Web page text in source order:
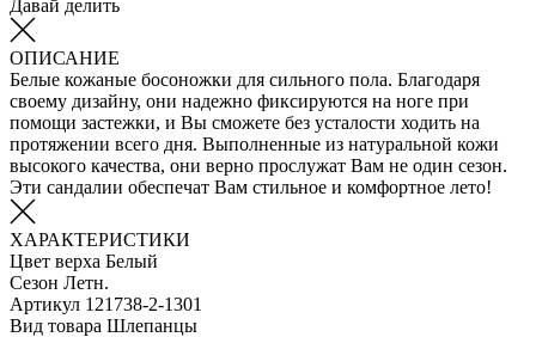
Давай делить
ОПИСАНИЕ
Белые кожаные босоножки для сильного пола. Благодаря
своему дизайну, они надежно фиксируются на ноге при
помощи застежки, и Вы сможете без усталости ходить на
протяжении всего дня. Выполненные из натуральной кожи
высокого качества, они верно прослужат Вам не один сезон.
Эти сандалии обеспечат Вам стильное и комфортное лето!
ХАРАКТЕРИСТИКИ
Цвет верха Белый
Сезон Летн.
Артикул 121738-2-1301
Вид товара Шлепанцы